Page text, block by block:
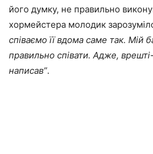
його думку, не правильно
хормейстера молодик
співаємо її вдома саме так. Мій
правильно співати. Адже,
написав”.